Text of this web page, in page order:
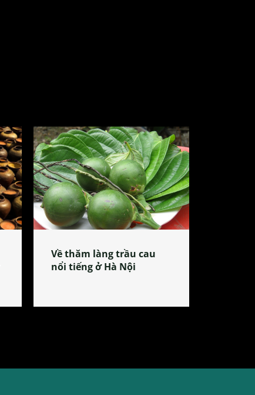
Về thăm làng trầu cau
nổi tiếng ở Hà Nội